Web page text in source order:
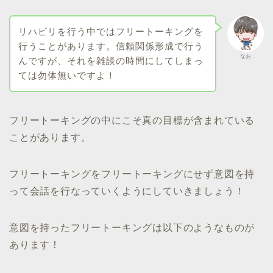
なお
リハビリを行う中ではフリートーキングを
行うことがあります。信頼関係形成で行う
んですが、それを雑談の時間にしてしまっ
ては勿体無いですよ！
フリートーキングの中にこそ真の目標が含まれている
ことがあります。
フリートーキングをフリートーキングにせず意図を持
って会話を行なっていくようにしていきましょう！
意図を持ったフリートーキングは以下のようなものが
あります！